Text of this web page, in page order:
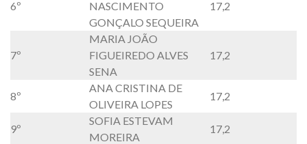
6º
NASCIMENTO
GONÇALO SEQUEIRA
17,2
7º
MARIA JOÃO
FIGUEIREDO ALVES
SENA
17,2
8º
ANA CRISTINA DE
OLIVEIRA LOPES
17,2
9º
SOFIA ESTEVAM
MOREIRA
17,2